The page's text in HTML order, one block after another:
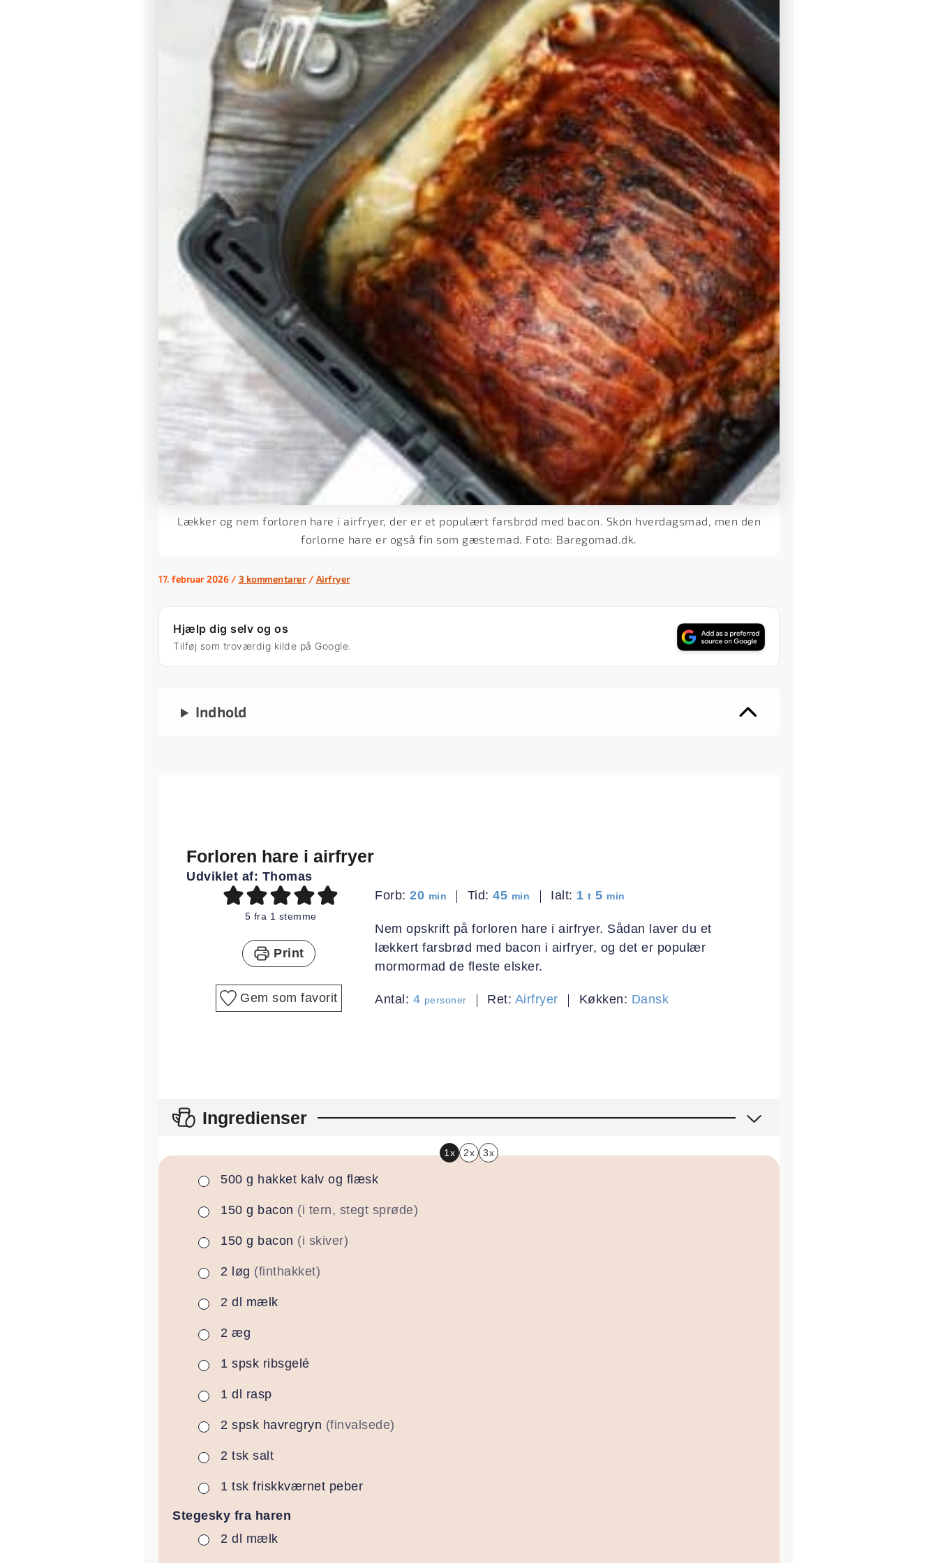
Lækker og nem forloren hare i airfryer, der er et populært farsbrød med bacon. Skøn hverdagsmad, men den
forlorne hare er også fin som gæstemad. Foto: Baregomad.dk.
17. februar 2026/ 3 kommentarer / Airfryer
Hjælp dig selv og os
Tilføj som troværdig kilde på Google.
Indhold
Forloren hare i airfryer
Udviklet af: Thomas
5 fra 1 stemme
Print
Gem som favorit
Forb:20minutter
min Tid:45minutter
min Ialt: 1time
t 5minutter
min
Nem opskrift på forloren hare i airfryer. Sådan laver du et
lækkert farsbrød med bacon i airfryer, og det er populær
mormormad de fleste elsker.
Antal: 4 personer Ret: Airfryer Køkken: Dansk
Ingredienser
1x 2x 3x
▢
500 g hakket kalv og flæsk
▢150 g bacon (i tern, stegt sprøde)
▢150 g bacon (i skiver)
▢
2 løg (finthakket)
▢
2 dl mælk
▢
2 æg
▢1 spsk ribsgelé
▢1 dl rasp
▢
2 spsk havregryn (finvalsede)
▢
2 tsk salt
▢1 tsk friskkværnet peber
Stegesky fra haren
▢
2 dl mælk